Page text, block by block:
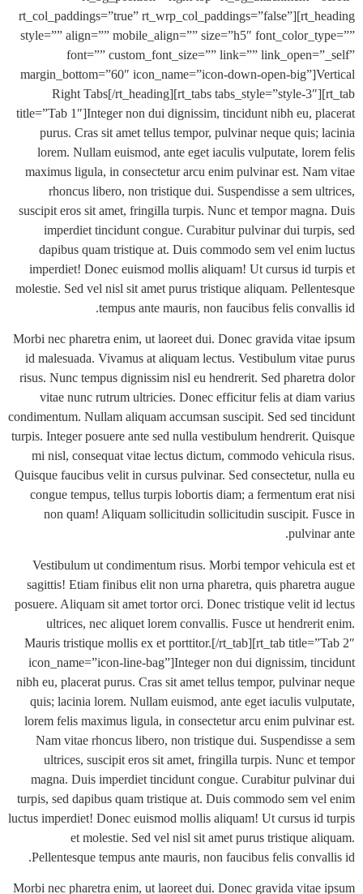
rt_col_paddings=”true”
style=”” align=”” mobile_align=”” size=”h5″
font=”” custom_font_size=”” link=””
margin_bottom=”60″ icon_name=”icon-down-open-
Right Tabs[/rt_heading][rt_tabs tabs_style=”style-
title=”Tab 1″]Integer non dui dignissim, tincidunt nibh eu,
purus. Cras sit amet tellus tempor, pulvinar neque
lorem. Nullam euismod, ante eget iaculis vulputate,
maximus ligula, in consectetur arcu enim pulvinar est.
rhoncus libero, non tristique dui. Suspendisse a sem
suscipit eros sit amet, fringilla turpis. Nunc et tempor
imperdiet tincidunt congue. Curabitur pulvinar dui
dapibus quam tristique at. Duis commodo sem vel
imperdiet! Donec euismod mollis aliquam! Ut cursus id
molestie. Sed vel nisl sit amet purus tristique aliquam.
tempus ante mauris, non faucibus felis
Morbi nec pharetra enim, ut laoreet dui. Donec gravida
id malesuada. Vivamus at aliquam lectus. Vestibulum
risus. Nunc tempus dignissim nisl eu hendrerit. Sed
vitae nunc rutrum ultricies. Donec efficitur felis at
condimentum. Nullam aliquam accumsan suscipit. Sed sed
turpis. Integer posuere ante sed nulla vestibulum hendrerit.
mi nisl, consequat vitae lectus dictum, commodo
Quisque faucibus velit in cursus pulvinar. Sed consectetur,
congue tempus, tellus turpis lobortis diam; a fermentum
non quam! Aliquam sollicitudin sollicitudin suscipit.
Vestibulum ut condimentum risus. Morbi tempor
sagittis! Etiam finibus elit non urna pharetra, quis
posuere. Aliquam sit amet tortor orci. Donec tristique velit
ultrices, nec aliquet lorem convallis. Fusce ut
Mauris tristique mollis ex et porttitor.[/rt_tab][rt_tab
icon_name=”icon-line-bag”]Integer non dui dignissim,
nibh eu, placerat purus. Cras sit amet tellus tempor,
quis; lacinia lorem. Nullam euismod, ante eget iaculis
lorem felis maximus ligula, in consectetur arcu enim
Nam vitae rhoncus libero, non tristique dui.
ultrices, suscipit eros sit amet, fringilla turpis. Nunc et
magna. Duis imperdiet tincidunt congue. Curabitur
turpis, sed dapibus quam tristique at. Duis commodo sem
luctus imperdiet! Donec euismod mollis aliquam! Ut cursus
et molestie. Sed vel nisl sit amet purus tristique
Pellentesque tempus ante mauris, non faucibus felis
Morbi nec pharetra enim, ut laoreet dui. Donec gravida